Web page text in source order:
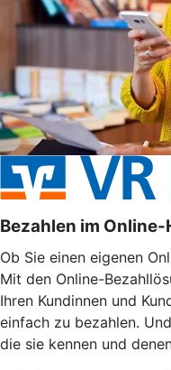
Bezahlen im Online-
Ob Sie einen eigenen
Mit den Online-
Ihren Kundinnen und
einfach zu bezahlen.
die sie kennen und